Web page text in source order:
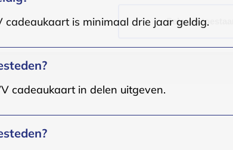
Selectie toestaan
cadeaukaart is minimaal drie jaar geldig.
cadeaukaart in delen uitgeven.